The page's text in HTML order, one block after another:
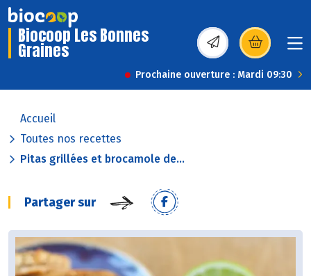
Biocoop Les Bonnes
Graines (s’ouvre dans une
Prochaine ouverture : Mardi 09:30
Accueil
Toutes nos recettes
Pitas grillées et brocamole de...
Partager sur